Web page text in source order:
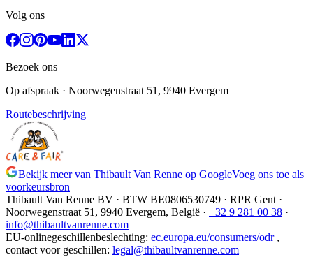
Volg ons
Bezoek ons
Op afspraak · Noorwegenstraat 51, 9940 Evergem
Routebeschrijving
Bekijk meer van Thibault Van Renne op GoogleVoeg ons toe als
voorkeursbron
Thibault Van Renne BV · BTW BE0806530749 · RPR Gent ·
Noorwegenstraat 51, 9940 Evergem, België · +32 9 281 00 38 ·
info@thibaultvanrenne.com
EU-onlinegeschillenbeslechting: ec.europa.eu/consumers/odr ,
contact voor geschillen: legal@thibaultvanrenne.com